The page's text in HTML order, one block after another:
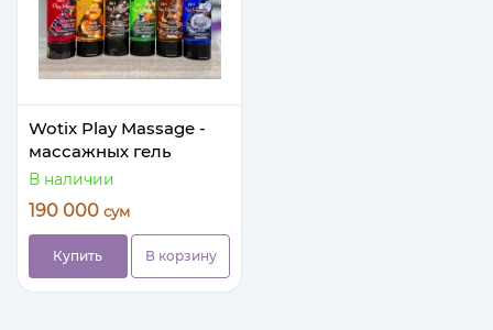
Wotix Play Massage -
массажных гель
В наличии
190 000 сум
Купить В корзину